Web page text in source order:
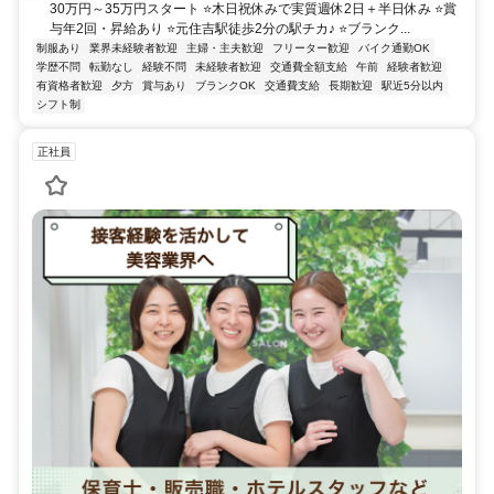
30万円～35万円スタート ⭐木日祝休みで実質週休2日＋半日休み ⭐賞
与年2回・昇給あり ⭐元住吉駅徒歩2分の駅チカ♪ ⭐ブランク...
制服あり 業界未経験者歓迎 主婦・主夫歓迎 フリーター歓迎
バイク通勤OK
学歴不問
転勤なし 経験不問 未経験者歓迎 交通費全額支給 午前
経験者歓迎
有資格者歓迎
夕方 賞与あり ブランクOK 交通費支給 長期歓迎
駅近5分以内
シフト制
正社員